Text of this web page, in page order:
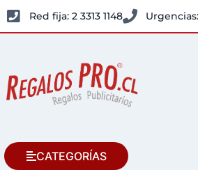
Red fija: 2 3313 1148
CATEGORÍAS